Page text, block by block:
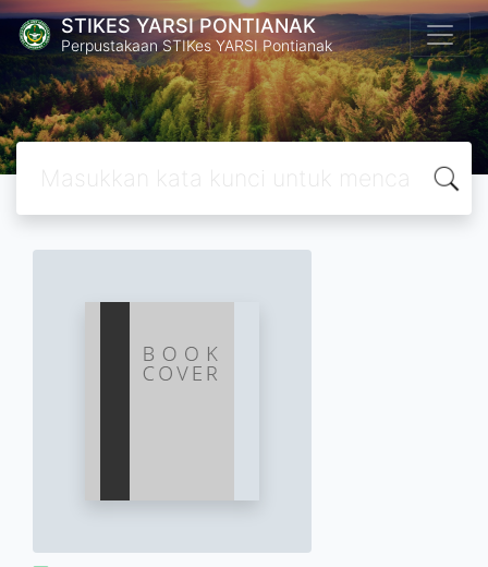
STIKES YARSI PONTIANAK
Perpustakaan STIKes YARSI Pontianak